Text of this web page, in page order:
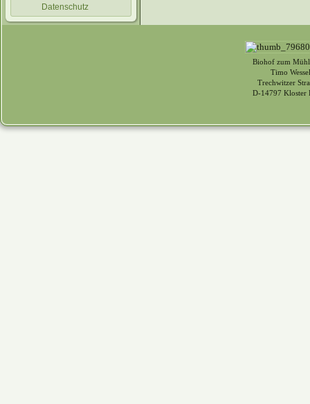
Datenschutz
Biohof zum
Timo
Trechwitzer
D-14797 Kloster